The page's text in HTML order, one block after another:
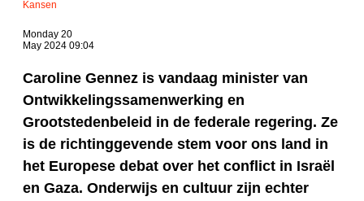
Kansen
Monday 20
May 2024 09:04
Caroline Gennez is vandaag minister van
Ontwikkelingssamenwerking en
Grootstedenbeleid in de federale regering. Ze
is de richtinggevende stem voor ons land in
het Europese debat over het conflict in Israël
en Gaza. Onderwijs en cultuur zijn echter